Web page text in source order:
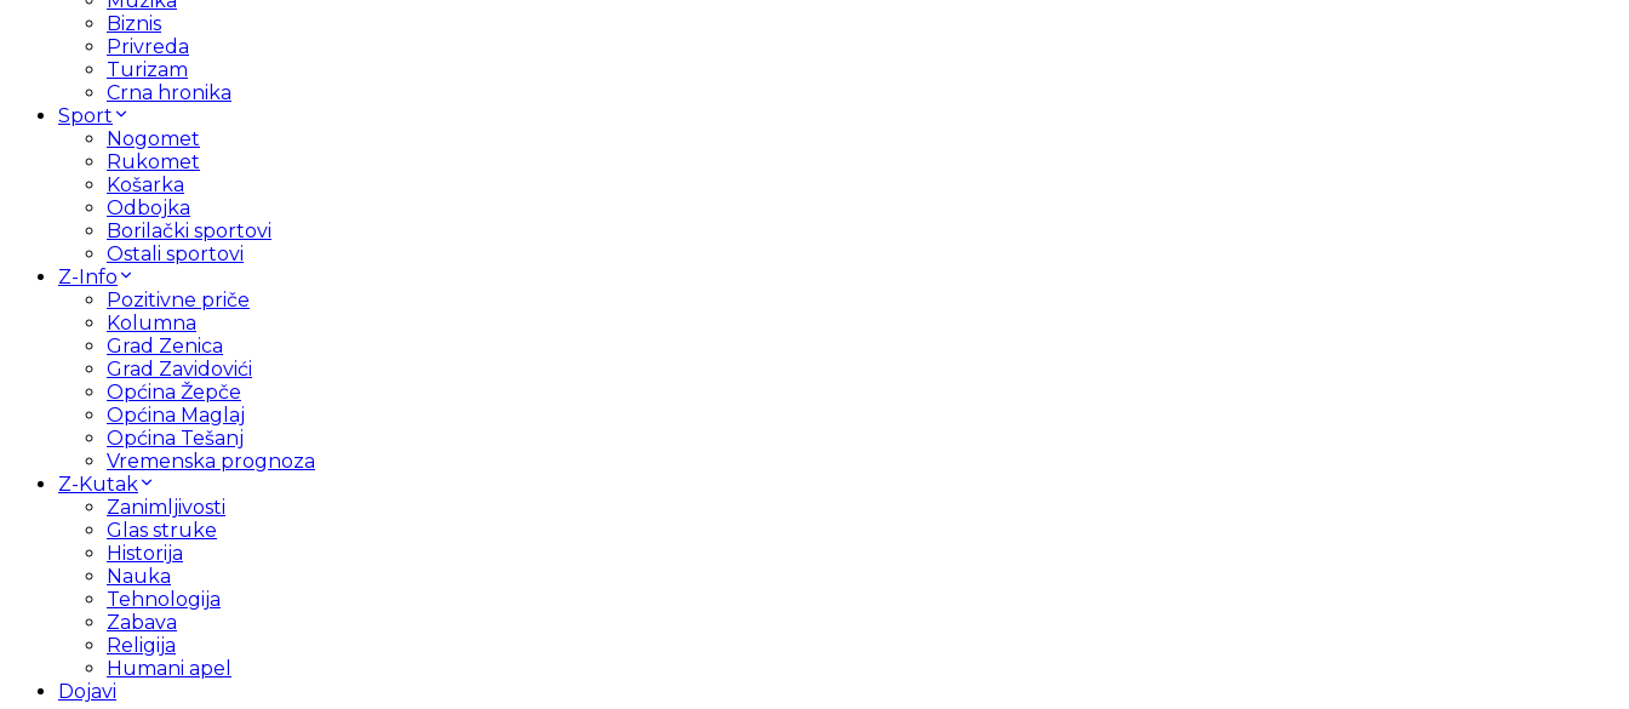
Biznis
Privreda
Turizam
Crna hronika
Sport
Nogomet
Rukomet
Košarka
Odbojka
Borilački sportovi
Ostali sportovi
Z-Info
Pozitivne priče
Kolumna
Grad Zenica
Grad Zavidovići
Općina Žepče
Općina Maglaj
Općina Tešanj
Vremenska prognoza
Z-Kutak
Zanimljivosti
Glas struke
Historija
Nauka
Tehnologija
Zabava
Religija
Humani apel
Dojavi